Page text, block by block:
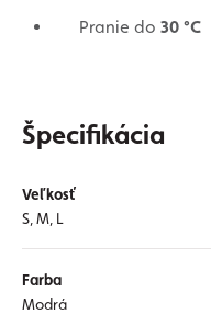
Pranie do 30 °C
Špecifikácia
Veľkosť
S, M, L
Farba
Modrá